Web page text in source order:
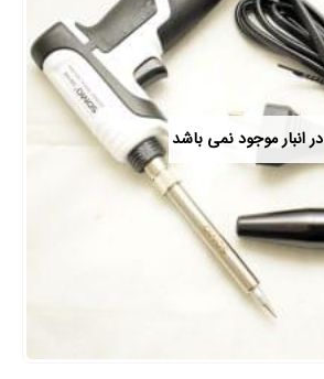
در انبار موجود نمی باشد